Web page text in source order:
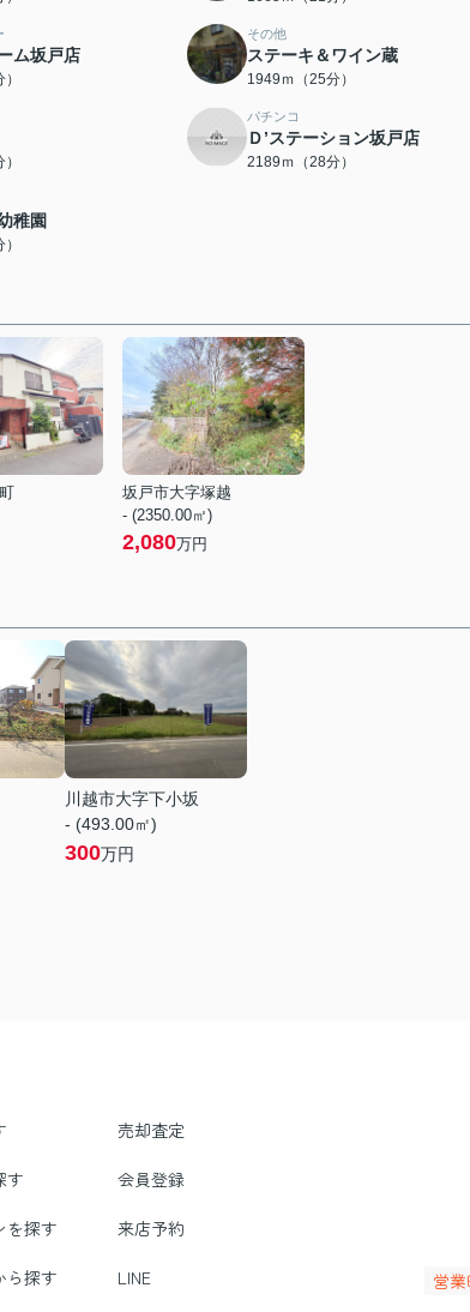
ム坂戸店
その他
ステーキ＆ワイン蔵
1949ｍ（25分）
パチンコ
Ｄ’ステーション坂戸店
2189ｍ（28分）
稚園
坂戸市大字塚越
- (2350.00㎡)
2,080万円
川越市大字下小坂
- (493.00㎡)
300万円
売却査定
す 会員登録
を探す 来店予約
ら探す LINE 営